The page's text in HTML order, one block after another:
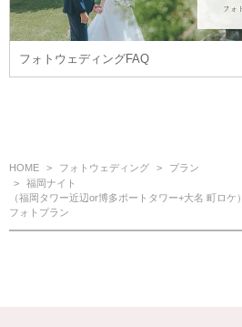
フォトウェディングFAQ
HOME フォトウェディング
プラン
福岡ナイト
（福岡タワー近辺or博多ポートタワー+大名 町ロケ）
フォトプラン